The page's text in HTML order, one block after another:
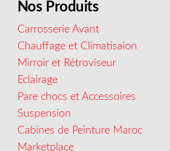
Nos Produits
Carrosserie Avant
Chauffage et Climatisaion
Mirroir et Rétroviseur
Eclairage
Pare chocs et Accessoires
Suspension
Cabines de Peinture Maroc
Marketplace